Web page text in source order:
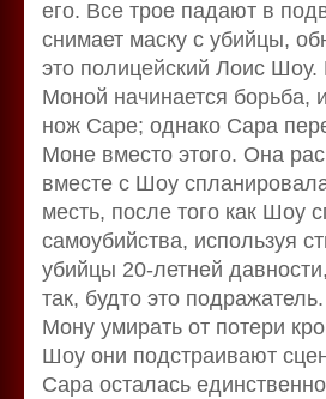
его. Все трое падают в
снимает маску с убийцы,
это полицейский Лоис
Моной начинается борьба,
нож Саре; однако Сара
Моне вместо этого. Она
вместе с Шоу
месть, после того как Шоу
самоубийства, используя
убийцы 20-летней
так, будто это
Мону умирать от потери
Шоу они подстраивают
Сара осталась